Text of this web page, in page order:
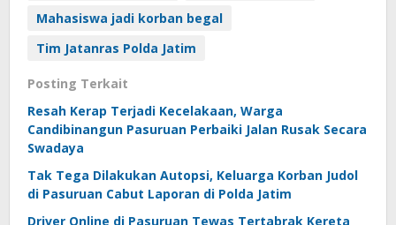
Mahasiswa jadi korban begal
Tim Jatanras Polda Jatim
Posting Terkait
Resah Kerap Terjadi Kecelakaan, Warga
Candibinangun Pasuruan Perbaiki Jalan Rusak Secara
Swadaya
Tak Tega Dilakukan Autopsi, Keluarga Korban Judol
di Pasuruan Cabut Laporan di Polda Jatim
Driver Online di Pasuruan Tewas Tertabrak Kereta